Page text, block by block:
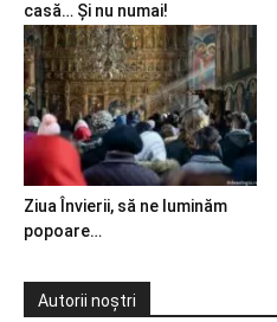
casă… Și nu numai!
Ziua Învierii, să ne luminăm
popoare…
Autorii noștri